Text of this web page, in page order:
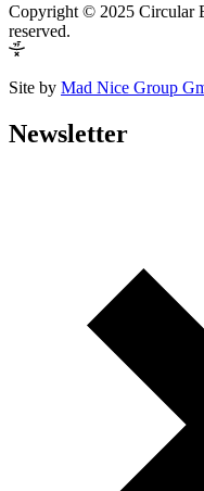
Copyright © 2025 Circular
reserved.
Site by Mad Nice Group
Newsletter